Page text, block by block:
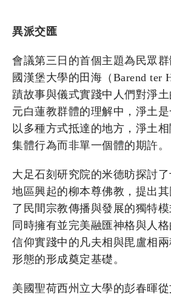
異派交匯
會議第三日的首個主題為民眾
國漢堡大學的田海（Barend ter
蹟故事與儀式實踐中人們對淨
元白蓮教群體的理解中，淨土
以多種方式抵達的地方，淨土
集體行為而非單一個體的期許。
大足石刻研究院的米德昉探討
地區興起的柳本尊佛教，提出
了民間宗教傳播與發展的獨特
同時擁有並完美融匯神格與人
信仰實踐中的凡夫相與毘盧相
形態的形成奠定基礎。
美國聖荷西州立大學的彭春暉